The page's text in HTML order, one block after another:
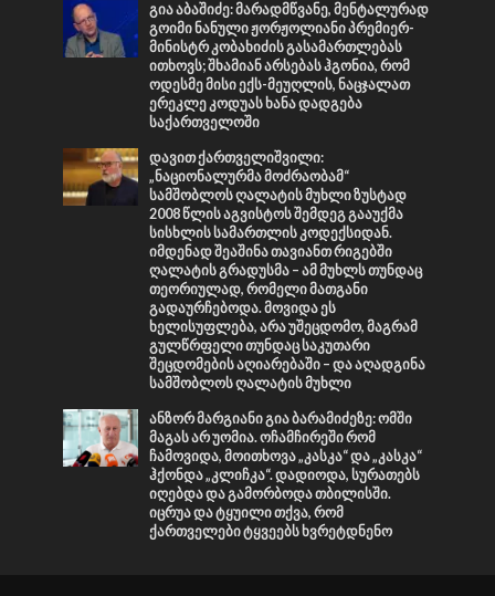
გია აბაშიძე: მარადმწვანე, მენტალურად
გოიმი ნანული ჟორჟოლიანი პრემიერ-
მინისტრ კობახიძის გასამართლებას
ითხოვს; შხამიან არსებას ჰგონია, რომ
ოდესმე მისი ექს-მეუღლის, ნაცჯალათ
ერეკლე კოდუას ხანა დადგება
საქართველოში
დავით ქართველიშვილი:
„ნაციონალურმა მოძრაობამ“
სამშობლოს ღალატის მუხლი ზუსტად
2008 წლის აგვისტოს შემდეგ გააუქმა
სისხლის სამართლის კოდექსიდან.
იმდენად შეაშინა თავიანთ რიგებში
ღალატის გრადუსმა – ამ მუხლს თუნდაც
თეორიულად, რომელი მათგანი
გადაურჩებოდა. მოვიდა ეს
ხელისუფლება, არა უშეცდომო, მაგრამ
გულწრფელი თუნდაც საკუთარი
შეცდომების აღიარებაში – და აღადგინა
სამშობლოს ღალატის მუხლი
ანზორ მარგიანი გია ბარამიძეზე: ომში
მაგას არ უომია. ოჩამჩირეში რომ
ჩამოვიდა, მოითხოვა „კასკა“ და „კასკა“
ჰქონდა „კლიჩკა“. დადიოდა, სურათებს
იღებდა და გამორბოდა თბილისში.
იცრუა და ტყუილი თქვა, რომ
ქართველები ტყვეებს ხვრეტდნენო